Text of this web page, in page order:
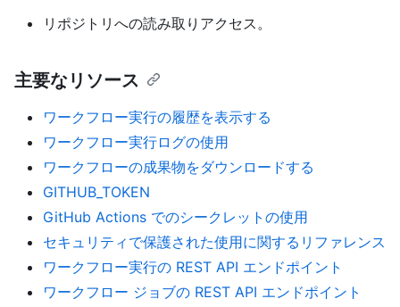
リポジトリへの読み取りアクセス。
主要なリソース
ワークフロー実行の履歴を表示する
ワークフロー実行ログの使用
ワークフローの成果物をダウンロードする
GITHUB_TOKEN
GitHub Actions でのシークレットの使用
セキュリティで保護された使用に関するリファレンス
ワークフロー実行の REST API エンドポイント
ワークフロー ジョブの REST API エンドポイント